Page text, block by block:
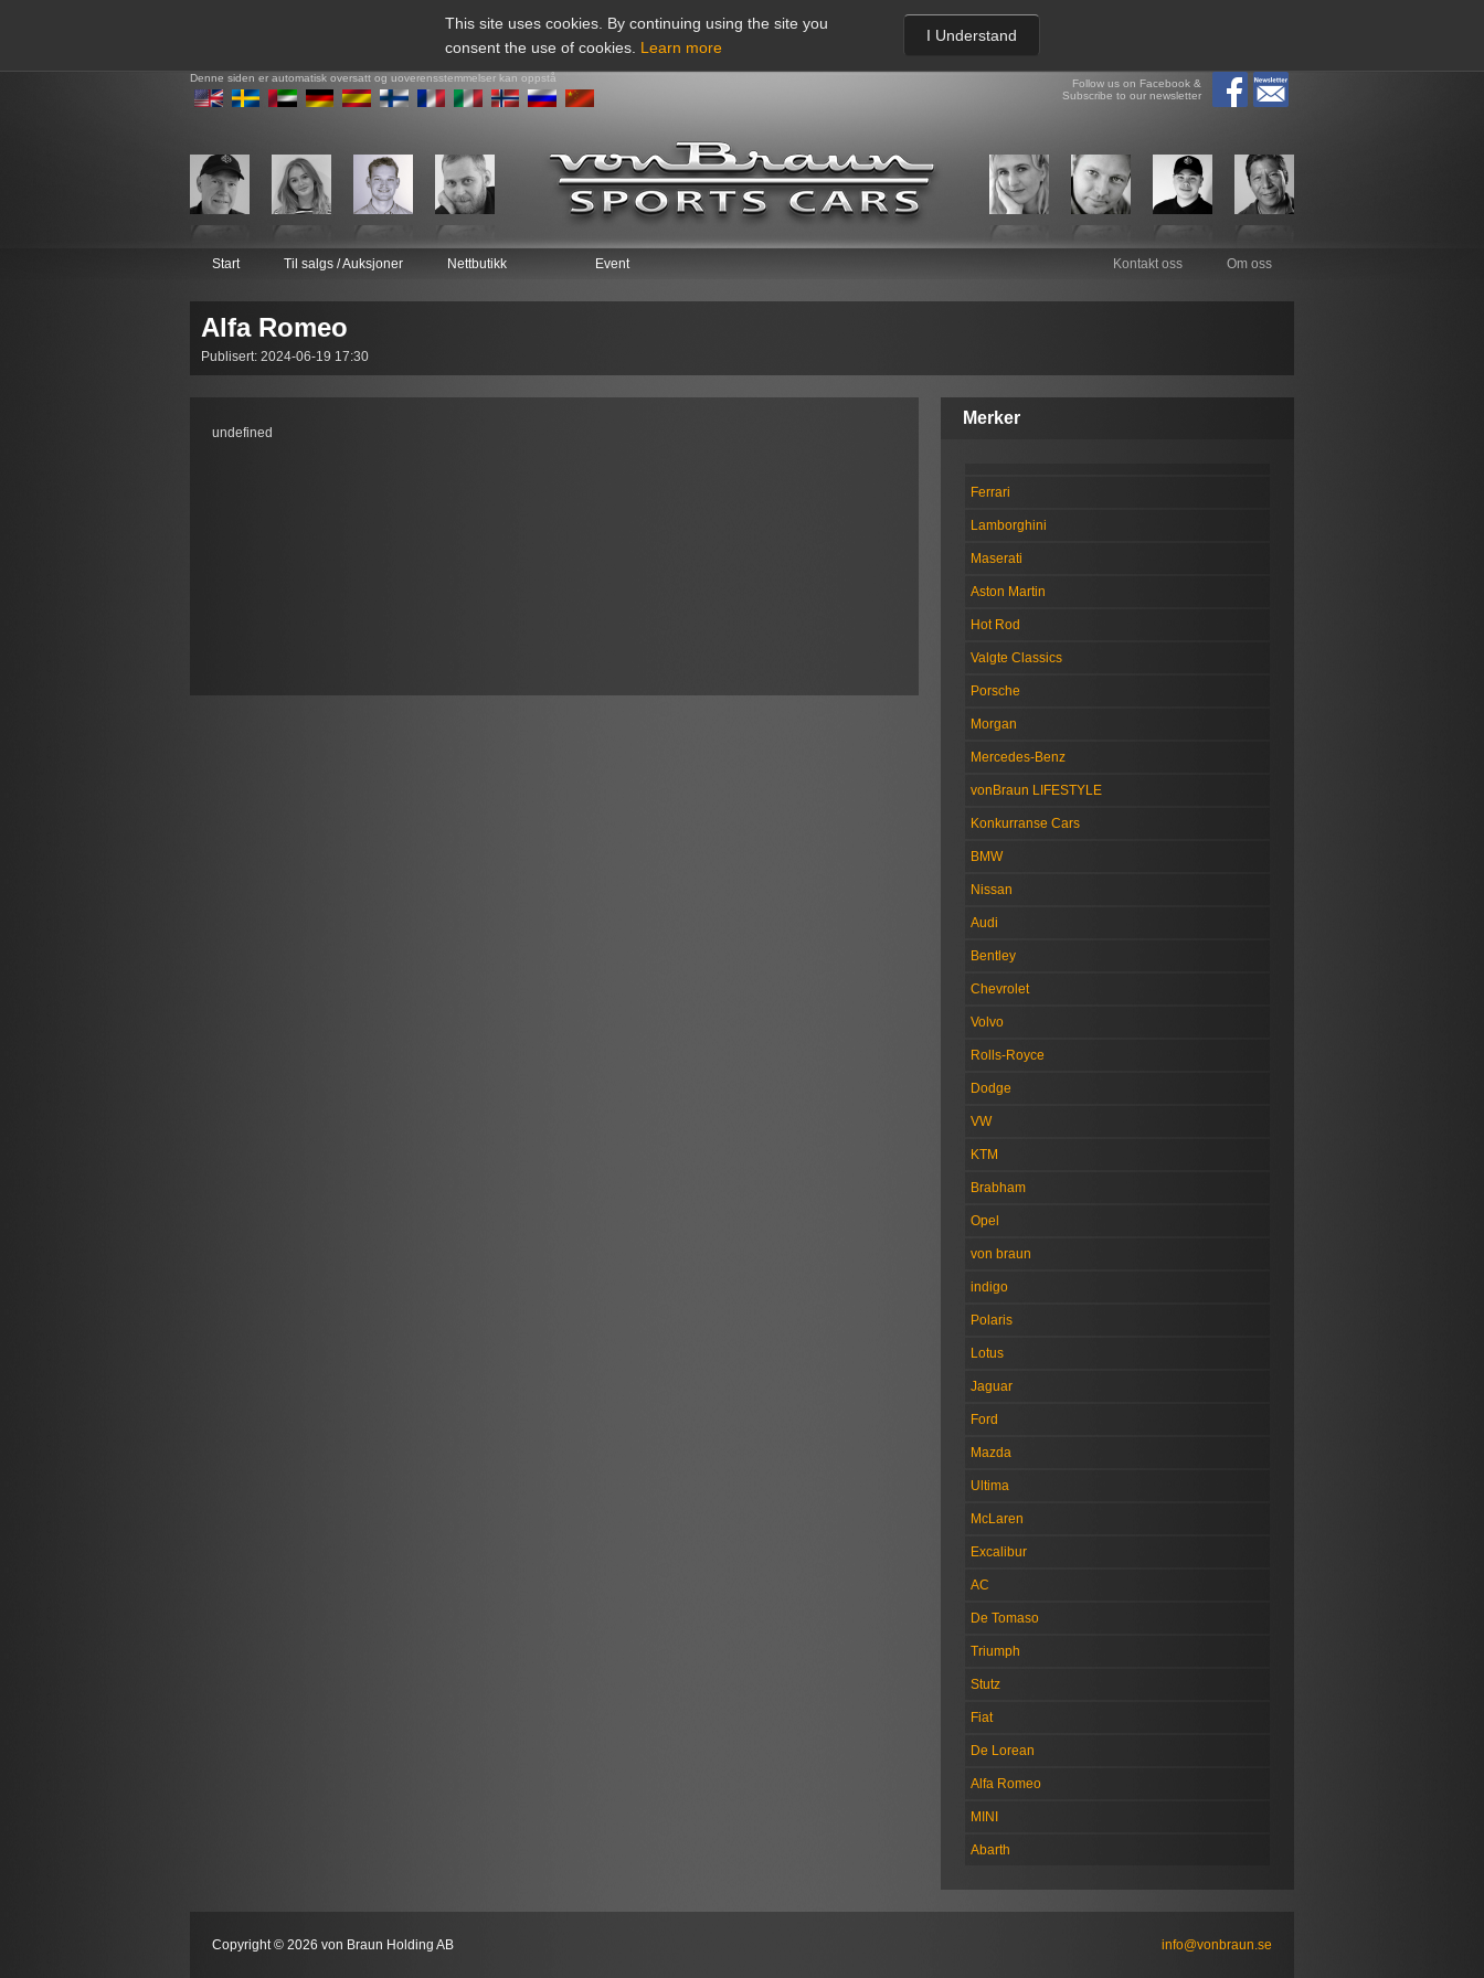
This site uses cookies. By continuing using the site you
consent the use of cookies. Learn more
I Understand
Denne siden er automatisk oversatt og uoverensstemmelser kan oppstå
Follow us on Facebook &
Subscribe to our newsletter
Start Til salgs / Auksjoner Nettbutikk Event Kontakt oss Om oss
Alfa Romeo
Publisert: 2024-06-19 17:30
undefined
Merker
Ferrari
Lamborghini
Maserati
Aston Martin
Hot Rod
Valgte Classics
Porsche
Morgan
Mercedes-Benz
vonBraun LIFESTYLE
Konkurranse Cars
BMW
Nissan
Audi
Bentley
Chevrolet
Volvo
Rolls-Royce
Dodge
VW
KTM
Brabham
Opel
von braun
indigo
Polaris
Lotus
Jaguar
Ford
Mazda
Ultima
McLaren
Excalibur
AC
De Tomaso
Triumph
Stutz
Fiat
De Lorean
Alfa Romeo
MINI
Abarth
Copyright © 2026 von Braun Holding AB info@vonbraun.se